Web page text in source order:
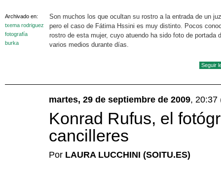
Archivado en:
txema rodriguez
fotografía
burka
Son muchos los que ocultan su rostro a la entrada de un
pero el caso de Fátima Hssini es muy distinto. Pocos
rostro de esta mujer, cuyo atuendo ha sido foto de portada
varios medios durante días.
Seguir
martes, 29 de septiembre de 2009, 20:37
Konrad Rufus, el
cancilleres
Por LAURA LUCCHINI (SOITU.ES)